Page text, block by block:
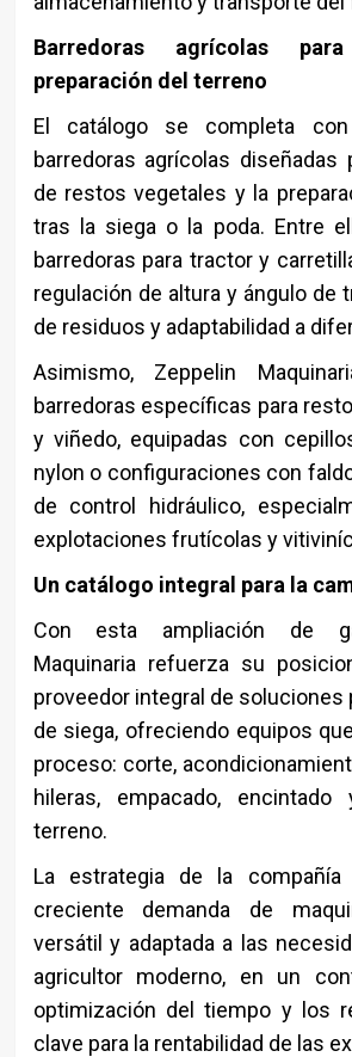
Barredoras agrícolas
preparación del terreno
El catálogo se completa
barredoras agrícolas diseñadas
de restos vegetales y la
tras la siega o la poda. Entre
barredoras para tractor y
regulación de altura y ángulo de
de residuos y adaptabilidad a
Asimismo, Zeppelin
barredoras específicas para
y viñedo, equipadas con
nylon o configuraciones con
de control hidráulico,
explotaciones frutícolas y
Un catálogo integral para la
Con esta ampliación de
Maquinaria refuerza su
proveedor integral de soluciones
de siega, ofreciendo equipos
proceso: corte,
hileras, empacado,
terreno.
La estrategia de la
creciente demanda de
versátil y adaptada a las
agricultor moderno, en un
optimización del tiempo y los
clave para la rentabilidad de las